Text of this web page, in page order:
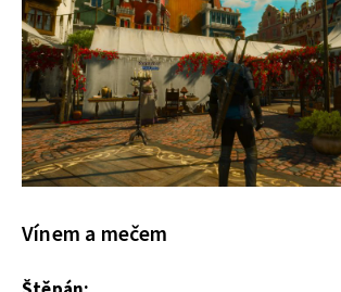
Vínem a mečem